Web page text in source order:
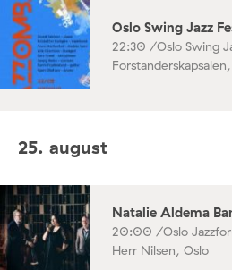
Oslo Swing Jazz
22:30 /Oslo Swing
25. august
Natalie Aldema
20:00 /Oslo
Herr Nilsen, Oslo